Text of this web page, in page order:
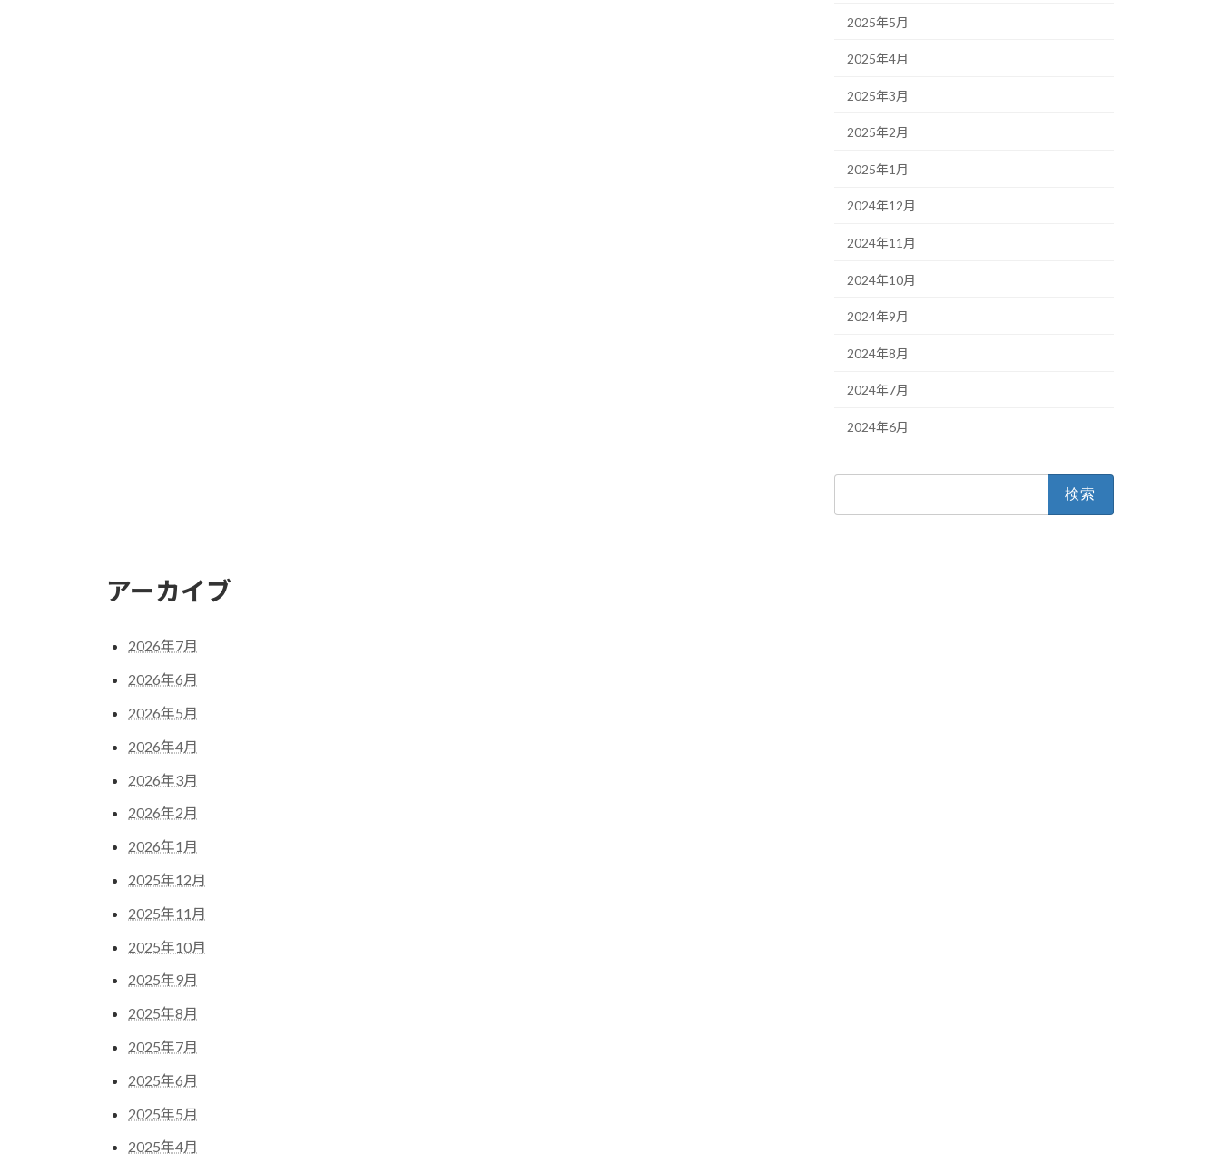
2025年5月
2025年4月
2025年3月
2025年2月
2025年1月
2024年12月
2024年11月
2024年10月
2024年9月
2024年8月
2024年7月
2024年6月
アーカイブ
2026年7月
2026年6月
2026年5月
2026年4月
2026年3月
2026年2月
2026年1月
2025年12月
2025年11月
2025年10月
2025年9月
2025年8月
2025年7月
2025年6月
2025年5月
2025年4月